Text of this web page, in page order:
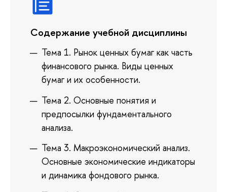
Содержание учебной дисциплины
Тема 1. Рынок ценных бумаг как часть
финансового рынка. Виды ценных
бумаг и их особенности.
Тема 2. Основные понятия и
предпосылки фундаментального
анализа.
Тема 3. Макроэкономический анализ.
Основные экономические индикаторы
и динамика фондового рынка.